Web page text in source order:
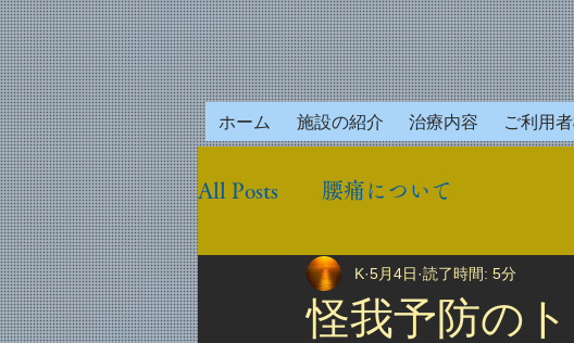
ホーム 施設の紹介 治療内容 ご利用
All Posts 腰痛について
怪我予防の
K 5月4日 読了時間: 5分